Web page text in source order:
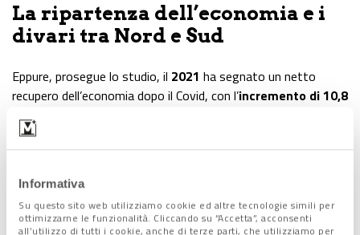
Informativa
Su questo sito web utilizziamo cookie ed altre tecnologie simili per
ottimizzarne le funzionalità. Cliccando su “Accetta”, acconsenti
all’utilizzo di tutti i cookie, anche di terze parti, che utilizziamo per
La ripartenza dell’economia e i
divari tra Nord e Sud
Eppure, prosegue lo studio, il 2021 ha segnato un netto
recupero dell’economia dopo il Covid, con l’incremento di 10,8
miliardi di euro del gettito fiscale
superato la perdita di 8,2 miliardi del 2020. Ma questo, nel
dettaglio, haaumentato ulteriormente le differenze tra
AlNord, esattamente, il
contro il + 5,97% del Centroe il+5,54% del Sud.